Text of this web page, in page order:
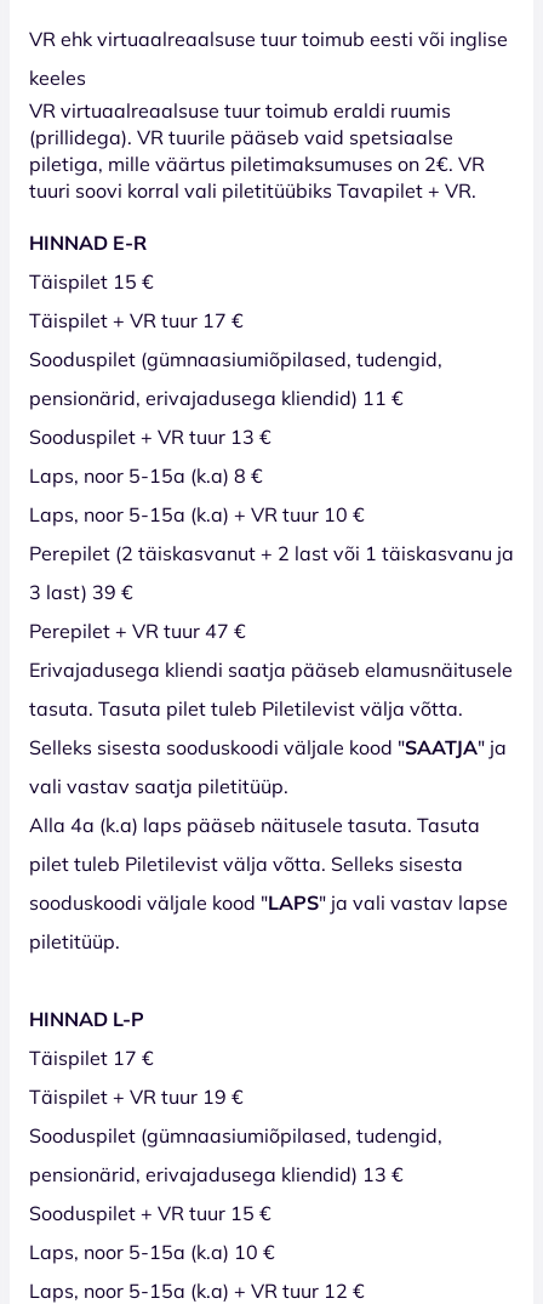
VR ehk virtuaalreaalsuse tuur toimub eesti või inglise
keeles
VR virtuaalreaalsuse tuur toimub eraldi ruumis
(prillidega). VR tuurile pääseb vaid spetsiaalse
piletiga, mille väärtus piletimaksumuses on 2€. VR
tuuri soovi korral vali piletitüübiks Tavapilet + VR.
HINNAD E-R
Täispilet 15 €
Täispilet + VR tuur 17 €
Sooduspilet (gümnaasiumiõpilased, tudengid,
pensionärid, erivajadusega kliendid) 11 €
Sooduspilet + VR tuur 13 €
Laps, noor 5-15a (k.a) 8 €
Laps, noor 5-15a (k.a) + VR tuur 10 €
Perepilet (2 täiskasvanut + 2 last või 1 täiskasvanu ja
3 last) 39 €
Perepilet + VR tuur 47 €
Erivajadusega kliendi saatja pääseb elamusnäitusele
tasuta. Tasuta pilet tuleb Piletilevist välja võtta.
Selleks sisesta sooduskoodi väljale kood "SAATJA" ja
vali vastav saatja piletitüüp.
Alla 4a (k.a) laps pääseb näitusele tasuta. Tasuta
pilet tuleb Piletilevist välja võtta. Selleks sisesta
sooduskoodi väljale kood "LAPS" ja vali vastav lapse
piletitüüp.
HINNAD L-P
Täispilet 17 €
Täispilet + VR tuur 19 €
Sooduspilet (gümnaasiumiõpilased, tudengid,
pensionärid, erivajadusega kliendid) 13 €
Sooduspilet + VR tuur 15 €
Laps, noor 5-15a (k.a) 10 €
Laps, noor 5-15a (k.a) + VR tuur 12 €